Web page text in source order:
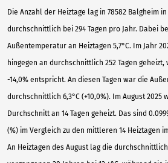
Die Anzahl der Heiztage lag in 78582 Balgheim
durchschnittlich bei 294 Tagen pro Jahr. Dabei
Außentemperatur an Heiztagen 5,7°C. Im Jahr
hingegen an durchschnittlich 252 Tagen
-14,0% entspricht. An diesen Tagen war die
durchschnittlich 6,3°C (+10,0%). Im August 2025
Durchschnitt an 14 Tagen geheizt. Das sind
(%) im Vergleich zu den mittleren 14 Heiztagen
An Heiztagen des August lag die